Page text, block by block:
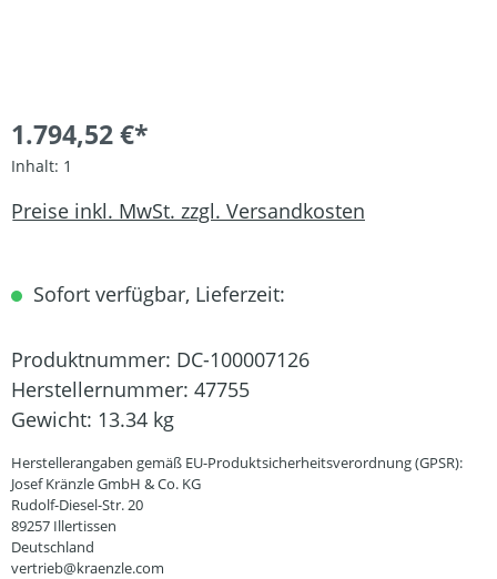
1.794,52 €*
Inhalt: 1
Preise inkl. MwSt. zzgl. Versandkosten
Sofort verfügbar, Lieferzeit:
Produktnummer: DC-100007126
Herstellernummer: 47755
Gewicht: 13.34 kg
Herstellerangaben gemäß EU-Produktsicherheitsverordnung (GPSR):
Josef Kränzle GmbH & Co. KG
Rudolf-Diesel-Str. 20
89257 Illertissen
Deutschland
vertrieb@kraenzle.com